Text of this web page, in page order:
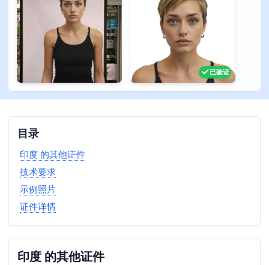
已验证
目录
印度 的其他证件
技术要求
示例照片
证件详情
印度 的其他证件